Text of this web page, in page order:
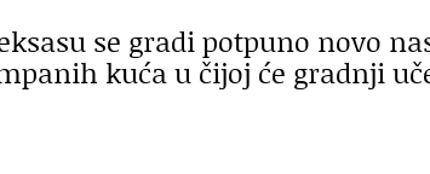
se gradi potpuno novo
kuća u čijoj će gradnji